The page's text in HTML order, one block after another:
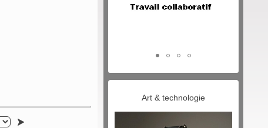
Art & technologie